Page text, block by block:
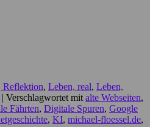
Reflektion, Leben, real, Leben,
| Verschlagwortet mit alte Webseiten,
Fährten, Digitale Spuren, Google
, KI, michael-floessel.de,